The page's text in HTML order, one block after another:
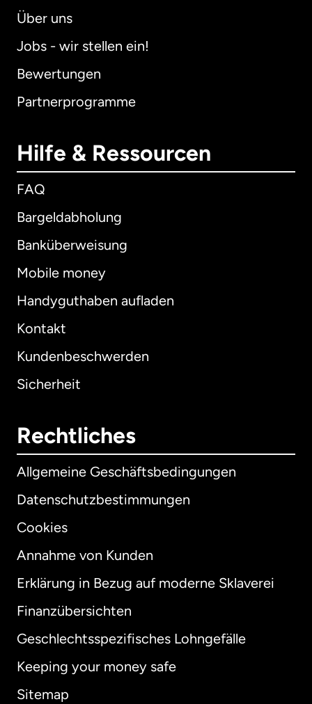
Über uns
Jobs - wir stellen ein!
Bewertungen
Partnerprogramme
Hilfe & Ressourcen
FAQ
Bargeldabholung
Banküberweisung
Mobile money
Handyguthaben aufladen
Kontakt
Kundenbeschwerden
Sicherheit
Rechtliches
Allgemeine Geschäftsbedingungen
Datenschutzbestimmungen
Cookies
Annahme von Kunden
Erklärung in Bezug auf moderne Sklaverei
Finanzübersichten
Geschlechtsspezifisches Lohngefälle
Keeping your money safe
Sitemap
International English
Australien